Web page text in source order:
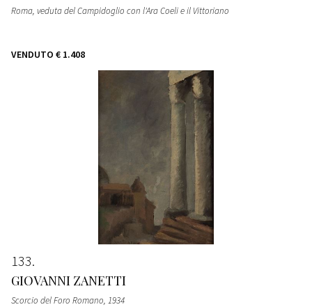
Roma, veduta del Campidoglio con l'Ara Coeli e il Vittoriano
VENDUTO € 1.408
133
GIOVANNI ZANETTI
Scorcio del Foro Romano, 1934